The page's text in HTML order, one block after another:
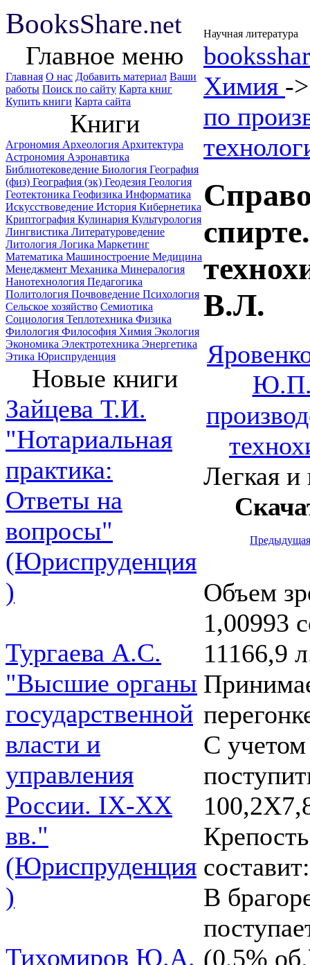
BooksShare.net Научная литература
Главное меню
Главная О нас Добавить материал Ваши
работы Поиск по сайту Карта книг
Купить книги Карта сайта
Книги
Агрономия Археология Архитектура
Астрономия Аэронавтика
Библиотековедение Биология География
(физ) География (эк) Геодезия Геология
Геотектоника Геофизика Информатика
Искусствоведение История Кибернетика
Криптография Кулинария Культурология
Лингвистика Литературоведение
Литология Логика Маркетинг
Математика Машиностроение Медицина
Менеджмент Механика Минералогия
Нанотехнология Педагогика
Политология Почвоведение Психология
Сельское хозяйство Семиотика
Социология Теплотехника Физика
Филология Философия Химия Экология
Экономика Электротехника Энергетика
Этика Юриспруденция
Новые книги
Зайцева Т.И.
"Нотариальная
практика:
Ответы на
вопросы"
(Юриспруденция
)
Тургаева А.С.
"Высшие органы
государственной
власти и
управления
России. IХ-ХХ
вв."
(Юриспруденция
)
Тихомиров Ю.А.
Химия -
по
В.Л.
Легкая
Предыдущая
Объем
1,00993
11166,9
С учетом
В
(0,5%